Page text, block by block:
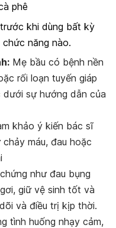
phê
khi dùng bất kỳ
năng nào.
Mẹ bầu có bệnh nền
rối loạn tuyến giáp
sự hướng dẫn của
khảo ý kiến bác sĩ
máu, đau hoặc
như đau bụng
giữ vệ sinh tốt và
và điều trị kịp thời.
tình huống nhạy cảm,